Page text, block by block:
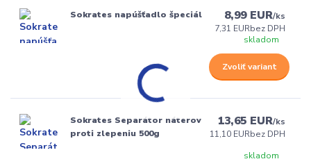
Sokrates napúšťadlo špeciál 8,99 EUR/ks
7,31 EURbez DPH
skladom
Zvoliť variant
Sokrates Separátor náterov
proti zlepeniu 500g
13,65 EUR/ks
11,10 EURbez DPH
skladom